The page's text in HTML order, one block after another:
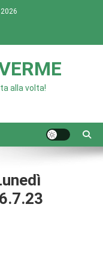
alla volta!